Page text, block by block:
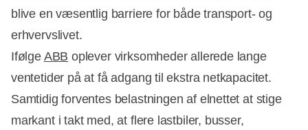
blive en væsentlig barriere for både transport- og
erhvervslivet.
Ifølge ABB oplever virksomheder allerede lange
ventetider på at få adgang til ekstra netkapacitet.
Samtidig forventes belastningen af elnettet at stige
markant i takt med, at flere lastbiler, busser,